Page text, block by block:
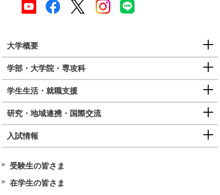
大学概要
学部・大学院・専攻科
学生生活・就職支援
研究・地域連携・国際交流
入試情報
受験生の皆さま
在学生の皆さま